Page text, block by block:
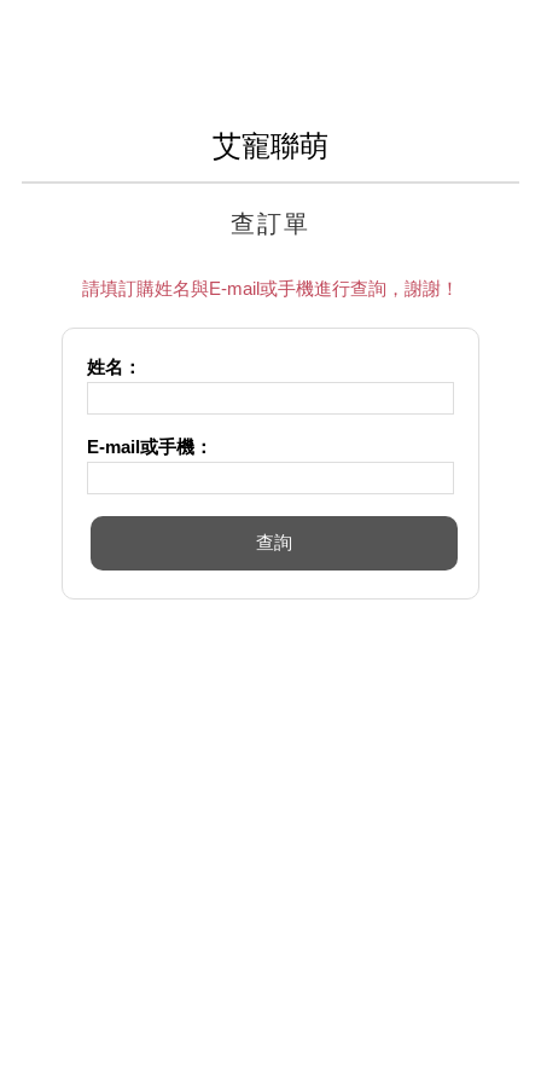
艾寵聯萌
查訂單
請填訂購姓名與E-mail或手機進行查詢，謝謝！
姓名：
E-mail或手機：